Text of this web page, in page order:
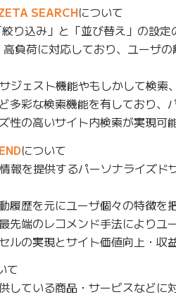
SEARCHについて
り込み」と「並び替え」の設
負荷に対応しており、ユーザ
ジェスト機能やもしかして検索
多彩な検索機能を有しており、
の高いサイト内検索が実現可
について
報を提供するパーソナライズド
履歴を元にユーザ個々の特徴を
先端のレコメンド手法によりユ
の実現とサイト価値向上・収
て
している商品・サービスなどに